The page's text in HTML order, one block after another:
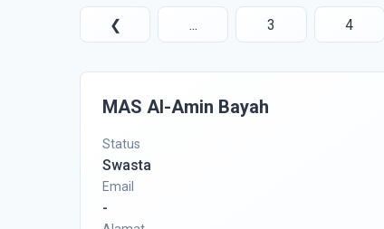
❮ ... 3 4
MAS Al-Amin Bayah
Status
Swasta
Email
-